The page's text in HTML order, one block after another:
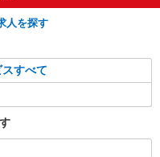
詳細を見る
での青果スタッフ
円〜／16時以降時給1370
祝日は時給100円ＵＰ！
2
人を探す
すべて